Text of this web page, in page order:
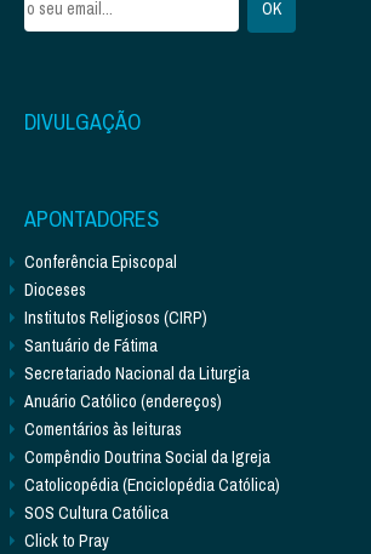
DIVULGAÇÃO
APONTADORES
Conferência Episcopal
Dioceses
Institutos Religiosos (CIRP)
Santuário de Fátima
Secretariado Nacional da Liturgia
Anuário Católico (endereços)
Comentários às leituras
Compêndio Doutrina Social da Igreja
Catolicopédia (Enciclopédia Católica)
SOS Cultura Católica
Click to Pray